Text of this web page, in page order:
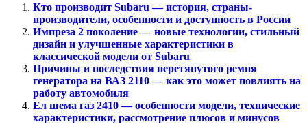
Кто производит Subaru — история, страны-
производители, особенности и доступность в России
Импреза 2 поколение — новые технологии, стильный
дизайн и улучшенные характеристики в
классической модели от Subaru
Причины и последствия перетянутого ремня
генератора на ВАЗ 2110 — как это может повлиять на
работу автомобиля
Ел шема газ 2410 — особенности модели, технические
характеристики, рассмотрение плюсов и минусов